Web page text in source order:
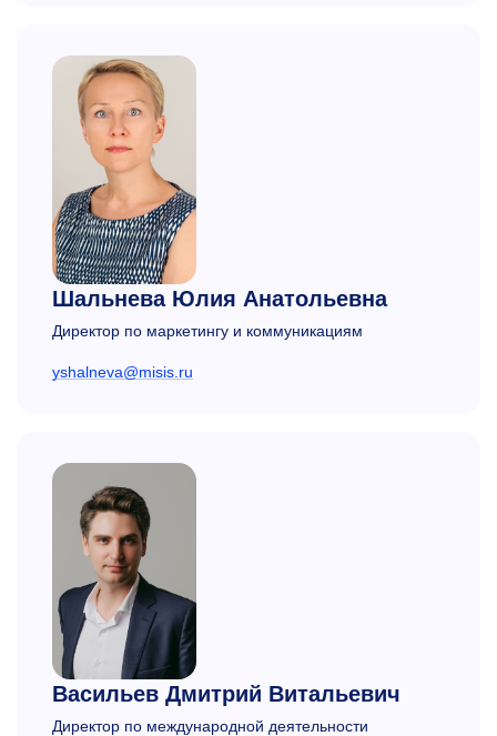
Шальнева Юлия Анатольевна
Директор по маркетингу и коммуникациям
yshalneva@misis.ru
Васильев Дмитрий Витальевич
Директор по международной деятельности